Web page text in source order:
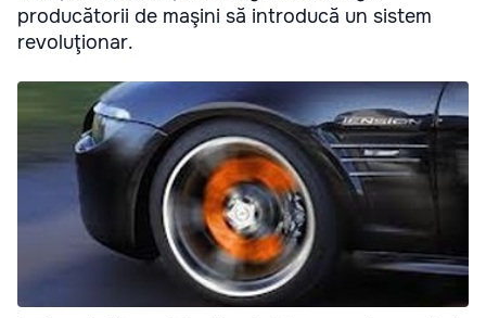
producătorii de maşini să introducă un sistem
revoluţionar.